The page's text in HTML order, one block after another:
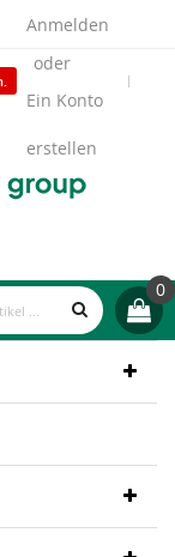
Anmelden
Ein Konto
erstellen
0